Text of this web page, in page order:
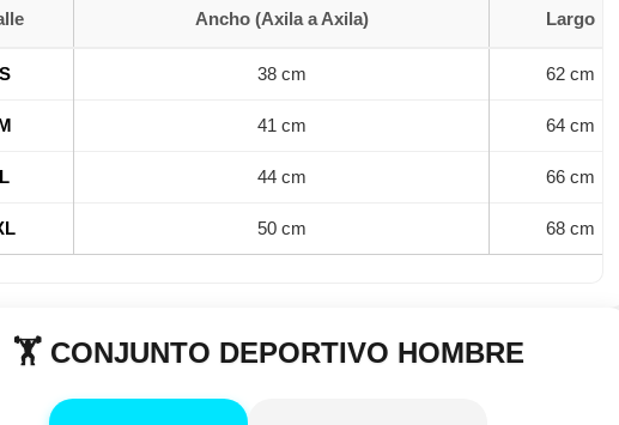
Ancho (Axila a Axila) Largo
38 cm 62 cm
41 cm 64 cm
L 44 cm 66 cm
50 cm 68 cm
🏋️ CONJUNTO DEPORTIVO HOMBRE